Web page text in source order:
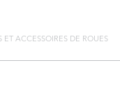
ET ACCESSOIRES DE ROUES